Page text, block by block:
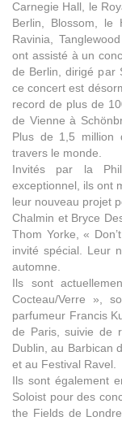
Carnegie Hall, le
Berlin, Blossom, le
Ravinia,
ont assisté à un
de Berlin, dirigé par
ce concert est
record de plus de
de Vienne à
Plus de 1,5 million
travers le monde.
Invités par la
exceptionnel, ils ont
leur nouveau projet
Chalmin et Bryce
Thom Yorke, «
invité spécial. Leur
automne.
Ils sont
Cocteau/Verre »,
parfumeur Francis
de Paris, suivie de
Dublin, au Barbican
et au Festival Ravel.
Ils sont également
Soloist pour des
the Fields de